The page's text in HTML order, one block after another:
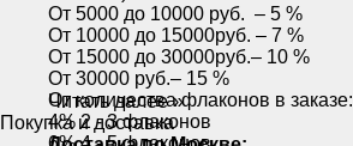
От 5000 до 10000 руб. – 5 %
От 10000 до 15000руб. – 7 %
От 15000 до 30000руб.– 10 %
От 30000 руб.– 15 %
От количества флаконов в заказе:
4% 2 - 3 флаконов
Читать далее »
Покупка и доставка